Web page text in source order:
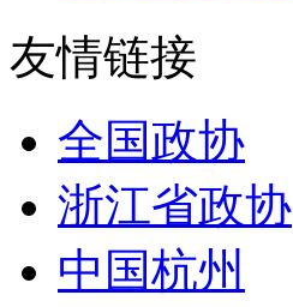
友情链接
全国政协
浙江省政协
中国杭州